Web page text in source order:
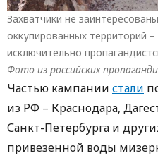
Захватчики не
оккупированных территорий
исключительно
Фото из российских
Частью кампании стали
из РФ – Краснодара,
Санкт-Петербурга и
привезенной воды